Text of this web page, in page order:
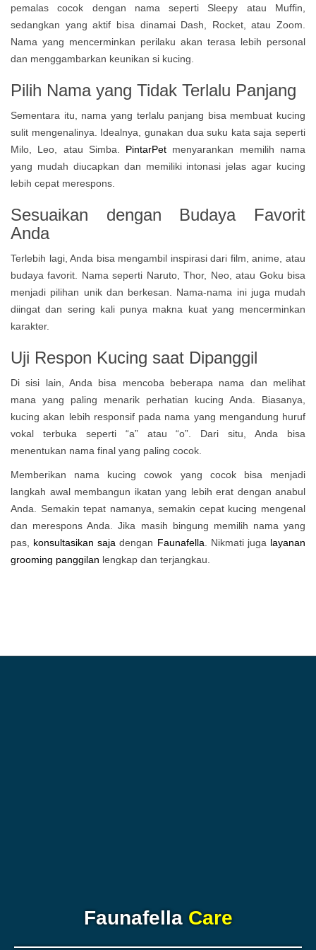
pemalas cocok dengan nama seperti Sleepy atau Muffin,
sedangkan yang aktif bisa dinamai Dash, Rocket, atau Zoom.
Nama yang mencerminkan perilaku akan terasa lebih personal
dan menggambarkan keunikan si kucing.
Pilih Nama yang Tidak Terlalu Panjang
Sementara itu, nama yang terlalu panjang bisa membuat kucing
sulit mengenalinya. Idealnya, gunakan dua suku kata saja seperti
Milo, Leo, atau Simba.
PintarPet menyarankan memilih nama
yang mudah diucapkan dan memiliki intonasi jelas agar kucing
lebih cepat merespons.
Sesuaikan dengan Budaya Favorit
Anda
Terlebih lagi, Anda bisa mengambil inspirasi dari film, anime, atau
budaya favorit. Nama seperti Naruto, Thor, Neo, atau Goku bisa
menjadi pilihan unik dan berkesan. Nama-nama ini juga mudah
diingat dan sering kali punya makna kuat yang mencerminkan
karakter.
Uji Respon Kucing saat Dipanggil
Di sisi lain, Anda bisa mencoba beberapa nama dan melihat
mana yang paling menarik perhatian kucing Anda. Biasanya,
kucing akan lebih responsif pada nama yang mengandung huruf
vokal terbuka seperti “a” atau “o”. Dari situ, Anda bisa
menentukan nama final yang paling cocok.
Memberikan nama kucing cowok yang cocok bisa menjadi
langkah awal membangun ikatan yang lebih erat dengan anabul
Anda. Semakin tepat namanya, semakin cepat kucing mengenal
dan merespons Anda. Jika masih bingung memilih nama yang
pas, konsultasikan saja dengan Faunafella . Nikmati juga layanan
grooming panggilan lengkap dan terjangkau.
FaunafellaCare